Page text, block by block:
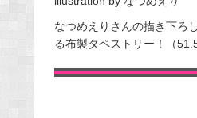
なつめえりさんの描き下ろ
る布製タペストリー！（